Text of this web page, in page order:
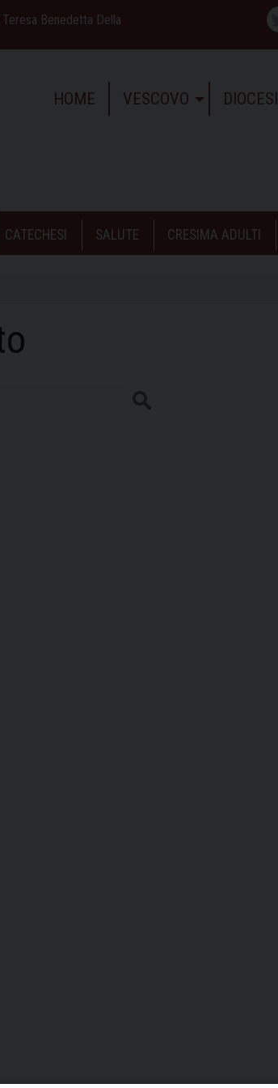
Teresa Benedetta Della
HOME VESCOVO DIOCESI
CATECHESI SALUTE CRESIMA ADULTI